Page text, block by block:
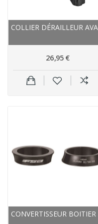
26,95 €